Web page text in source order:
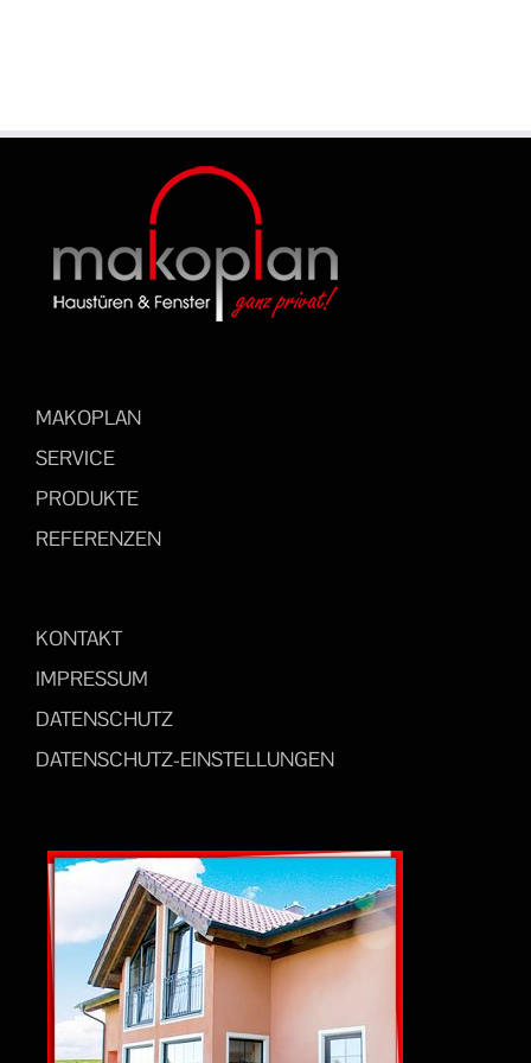
MAKOPLAN
SERVICE
PRODUKTE
REFERENZEN
KONTAKT
IMPRESSUM
DATENSCHUTZ
DATENSCHUTZ-EINSTELLUNGEN